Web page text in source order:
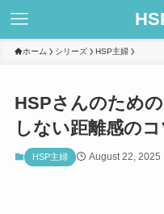
ホーム シリーズ HSP主婦
HSPさんのため
しない距離感のコ
HSP主婦 August 22, 2025